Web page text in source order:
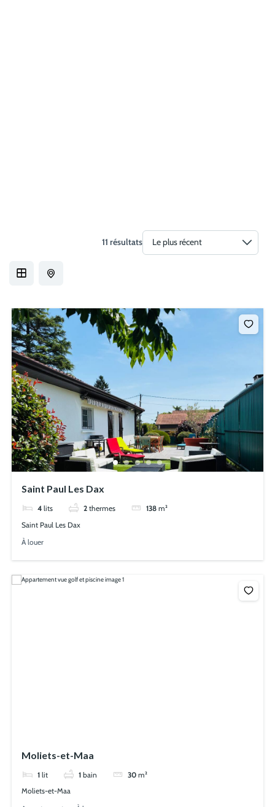
11 résultats
Saint Paul Les Dax
4 lits 2 thermes 138 m²
Saint Paul Les Dax
À louer
Moliets-et-Maa
1 lit 1 bain 30 m²
Moliets-et-Maa